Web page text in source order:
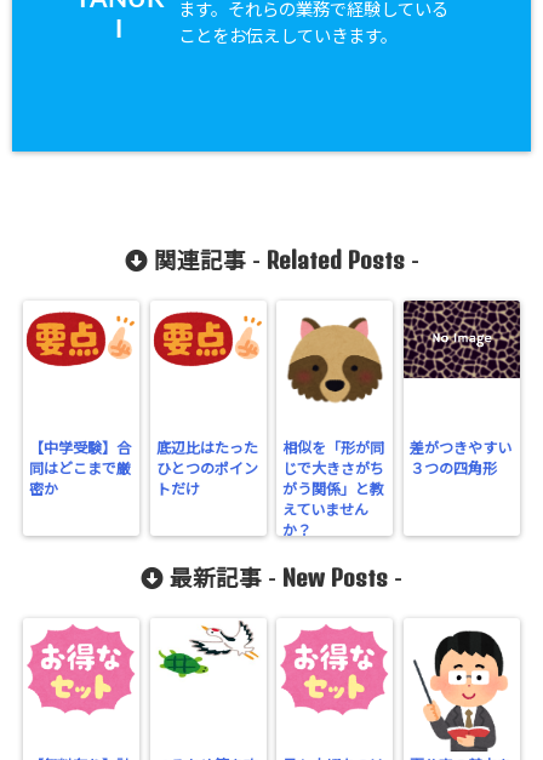
ます。それらの業務で経験している
ことをお伝えしていきます。
関連記事 - Related Posts-
【中学受験】合
同はどこまで厳
密か
底辺比はたった
ひとつのポイン
トだけ
相似を「形が同
じで大きさがち
がう関係」と教
えていません
か？
差がつきやすい
３つの四角形
最新記事 - New Posts -